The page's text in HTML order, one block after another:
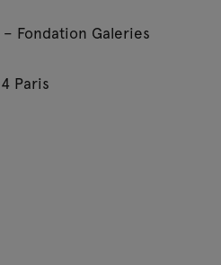
Fondation Galeries
Paris